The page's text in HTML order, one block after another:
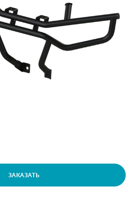
ЗАКАЗАТЬ